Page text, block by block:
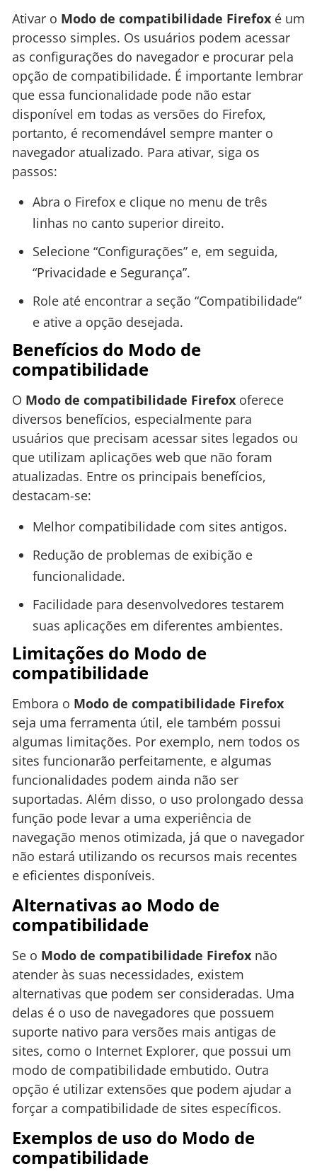
Ativar o Modo de compatibilidade Firefox é um
processo simples. Os usuários podem acessar
as configurações do navegador e procurar pela
opção de compatibilidade. É importante lembrar
que essa funcionalidade pode não estar
disponível em todas as versões do Firefox,
portanto, é recomendável sempre manter o
navegador atualizado. Para ativar, siga os
passos:
Abra o Firefox e clique no menu de três
linhas no canto superior direito.
Selecione “Configurações” e, em seguida,
“Privacidade e Segurança”.
Role até encontrar a seção “Compatibilidade”
e ative a opção desejada.
Benefícios do Modo de
compatibilidade
O Modo de compatibilidade Firefox oferece
diversos benefícios, especialmente para
usuários que precisam acessar sites legados ou
que utilizam aplicações web que não foram
atualizadas. Entre os principais benefícios,
destacam-se:
Melhor compatibilidade com sites antigos.
Redução de problemas de exibição e
funcionalidade.
Facilidade para desenvolvedores testarem
suas aplicações em diferentes ambientes.
Limitações do Modo de
compatibilidade
Embora o Modo de compatibilidade Firefox
seja uma ferramenta útil, ele também possui
algumas limitações. Por exemplo, nem todos os
sites funcionarão perfeitamente, e algumas
funcionalidades podem ainda não ser
suportadas. Além disso, o uso prolongado dessa
função pode levar a uma experiência de
navegação menos otimizada, já que o navegador
não estará utilizando os recursos mais recentes
e eficientes disponíveis.
Alternativas ao Modo de
compatibilidade
Se o Modo de compatibilidade Firefox não
atender às suas necessidades, existem
alternativas que podem ser consideradas. Uma
delas é o uso de navegadores que possuem
suporte nativo para versões mais antigas de
sites, como o Internet Explorer, que possui um
modo de compatibilidade embutido. Outra
opção é utilizar extensões que podem ajudar a
forçar a compatibilidade de sites específicos.
Exemplos de uso do Modo de
compatibilidade